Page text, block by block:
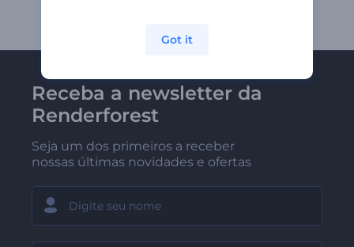
Receba a newsletter da
Renderforest
Seja um dos primeiros a receber
nossas últimas novidades e ofertas
Got it